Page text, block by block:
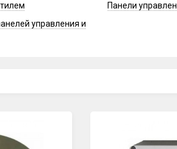
Панели
управления и